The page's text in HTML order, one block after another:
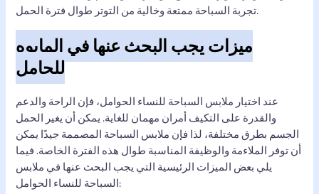
تجربة السباحة ممتعة وخالية من التوتر طوال فترة الحمل.
ميزات يجب البحث عنها في المايوه
للحامل
عند اختيار ملابس السباحة للنساء الحوامل، فإن الراحة والدعم
والقدرة على التكيف أمران مهمان للغاية. يمكن أن يغير الحمل
الجسم بطرق مختلفة، لذا فإن ملابس السباحة المصممة جيدًا يمكن
أن توفر الملاءمة والوظيفة المناسبة طوال هذه الفترة الخاصة. فيما
يلي بعض الميزات الرئيسية التي يجب البحث عنها في ملابس
السباحة للنساء الحوامل: